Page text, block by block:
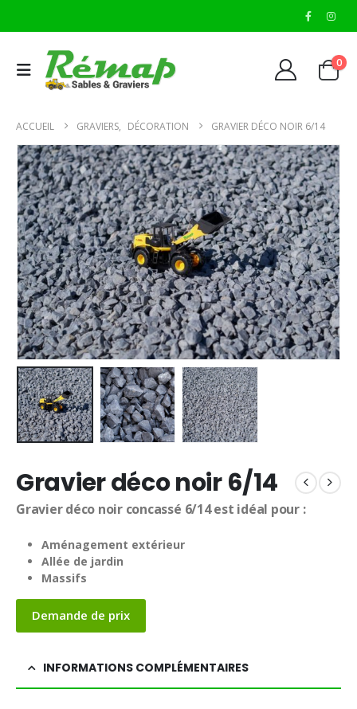
0
ACCUEIL GRAVIERS, DÉCORATION GRAVIER DÉCO NOIR 6/14
Gravier déco noir 6/14
Gravier déco noir concassé 6/14 est idéal pour :
Aménagement extérieur
Allée de jardin
Massifs
Demande de prix
INFORMATIONS COMPLÉMENTAIRES